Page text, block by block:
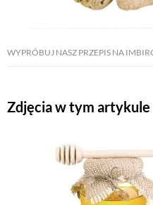
WYPRÓBUJ NASZ PRZEPIS NA
Zdjęcia w tym artykule